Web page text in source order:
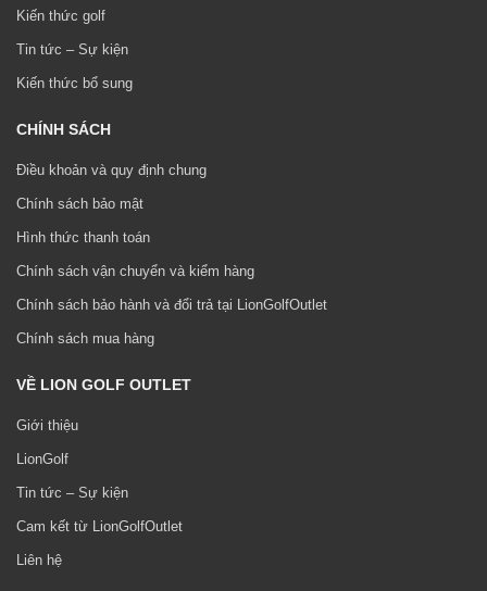
Kiến thức golf
Tin tức – Sự kiện
Kiến thức bổ sung
CHÍNH SÁCH
Điều khoản và quy định chung
Chính sách bảo mật
Hình thức thanh toán
Chính sách vận chuyển và kiểm hàng
Chính sách bảo hành và đổi trả tại LionGolfOutlet
Chính sách mua hàng
VỀ LION GOLF OUTLET
Giới thiệu
LionGolf
Tin tức – Sự kiện
Cam kết từ LionGolfOutlet
Liên hệ